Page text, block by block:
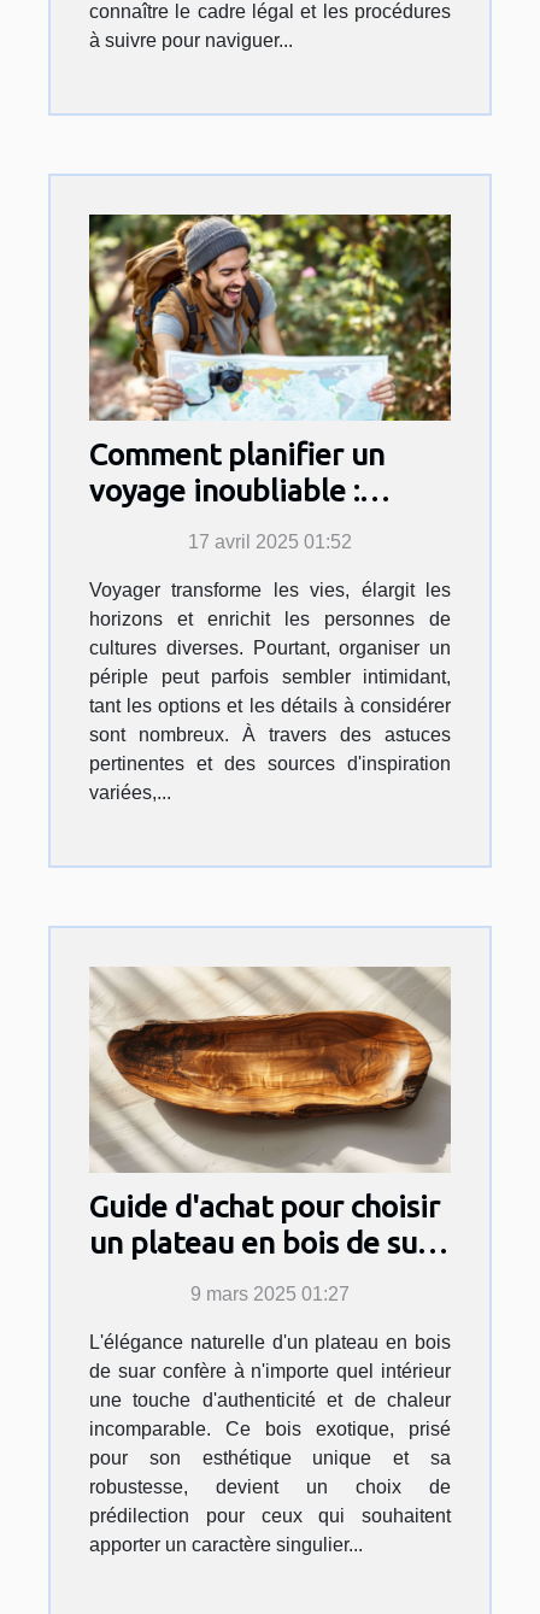
connaître le cadre légal et les procédures
à suivre pour naviguer...
Comment planifier un
voyage inoubliable :
Astuces et inspirations
17 avril 2025 01:52
Voyager transforme les vies, élargit les
horizons et enrichit les personnes de
cultures diverses. Pourtant, organiser un
périple peut parfois sembler intimidant,
tant les options et les détails à considérer
sont nombreux. À travers des astuces
pertinentes et des sources d'inspiration
variées,...
Guide d'achat pour choisir
un plateau en bois de suar
adapté à votre intérieur
9 mars 2025 01:27
L'élégance naturelle d'un plateau en bois
de suar confère à n'importe quel intérieur
une touche d'authenticité et de chaleur
incomparable. Ce bois exotique, prisé
pour son esthétique unique et sa
robustesse, devient un choix de
prédilection pour ceux qui souhaitent
apporter un caractère singulier...